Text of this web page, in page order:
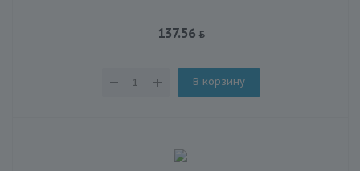
137.56
В корзину